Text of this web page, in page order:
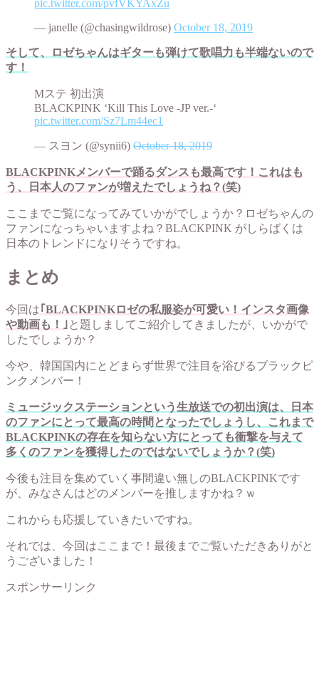
pic.twitter.com/pvfVKYAxZu
— janelle (@chasingwildrose) October 18, 2019
そして、ロゼちゃんはギターも弾けて歌唱力も半端ないので
す！
Mステ 初出演
BLACKPINK ‘Kill This Love -JP ver.-‘
pic.twitter.com/Sz7Lm44ec1
— スヨン (@synii6) October 18, 2019
BLACKPINKメンバーで踊るダンスも最高です！これはも
う、日本人のファンが増えたでしょうね？(笑)
ここまでご覧になってみていかがでしょうか？ロゼちゃんの
ファンになっちゃいますよね？BLACKPINK がしらばくは
日本のトレンドになりそうですね。
まとめ
今回は｢BLACKPINKロゼの私服姿が可愛い！インスタ画像
や動画も！｣ と題しましてご紹介してきましたが、いかがで
したでしょうか？
今や、韓国国内にとどまらず世界で注目を浴びるブラックピ
ンクメンバー！
ミュージックステーションという生放送での初出演は、日本
のファンにとって最高の時間となったでしょうし、これまで
BLACKPINKの存在を知らない方にとっても衝撃を与えて
多くのファンを獲得したのではないでしょうか？(笑)
今後も注目を集めていく事間違い無しのBLACKPINKです
が、みなさんはどのメンバーを推しますかね？ｗ
これからも応援していきたいですね。
それでは、今回はここまで！最後までご覧いただきありがと
うございました！
スポンサーリンク